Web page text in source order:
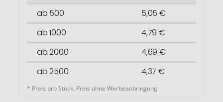
ab 500
5,05 €
ab 1000
4,79 €
ab 2000
4,69 €
ab 2500
4,37 €
* Preis pro Stück. Preis ohne Werbeanbringung